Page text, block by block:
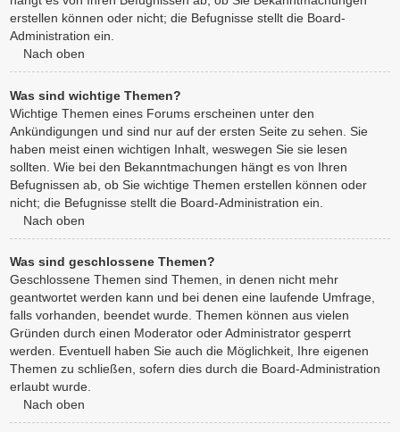
erstellen können oder nicht; die Befugnisse stellt die Board-
Administration ein.
Nach oben
Was sind wichtige Themen?
Wichtige Themen eines Forums erscheinen unter den
Ankündigungen und sind nur auf der ersten Seite zu sehen. Sie
haben meist einen wichtigen Inhalt, weswegen Sie sie lesen
sollten. Wie bei den Bekanntmachungen hängt es von Ihren
Befugnissen ab, ob Sie wichtige Themen erstellen können oder
nicht; die Befugnisse stellt die Board-Administration ein.
Nach oben
Was sind geschlossene Themen?
Geschlossene Themen sind Themen, in denen nicht mehr
geantwortet werden kann und bei denen eine laufende Umfrage,
falls vorhanden, beendet wurde. Themen können aus vielen
Gründen durch einen Moderator oder Administrator gesperrt
werden. Eventuell haben Sie auch die Möglichkeit, Ihre eigenen
Themen zu schließen, sofern dies durch die Board-Administration
erlaubt wurde.
Nach oben